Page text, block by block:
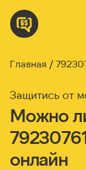
Главная
Защитись от
Можно
онлайн